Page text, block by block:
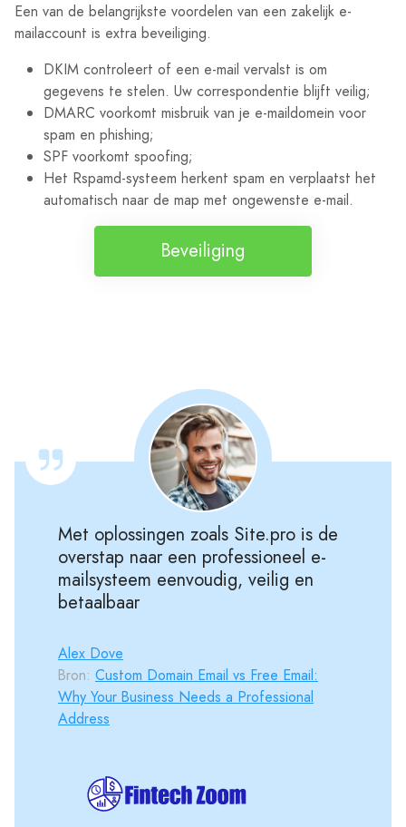
Een van de belangrijkste voordelen van een zakelijk e-
mailaccount is extra beveiliging.
DKIM controleert of een e-mail vervalst is om
gegevens te stelen. Uw correspondentie blijft veilig;
DMARC voorkomt misbruik van je e-maildomein voor
spam en phishing;
SPF voorkomt spoofing;
Het Rspamd-systeem herkent spam en verplaatst het
automatisch naar de map met ongewenste e-mail.
Beveiliging
Met oplossingen zoals Site.pro is de
overstap naar een professioneel e-
mailsysteem eenvoudig, veilig en
betaalbaar
Alex Dove
Bron: Custom Domain Email vs Free Email:
Why Your Business Needs a Professional
Address